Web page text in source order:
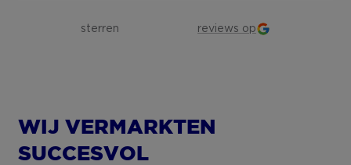
sterren reviews op
WIJ VERMARKTEN
SUCCESVOL